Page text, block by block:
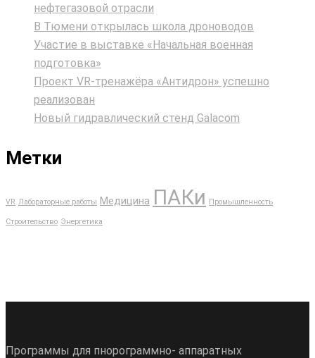
нефтегазовой отрасли
В Тюмени открылась школа дроноводов
Участие в выставке «Начальная военная
подготовка»
Проект VR‑тренажёра «Антидрон» успешно
реализован
Новый гидравлический стенд Galacom
Метки
VR Лабораторные работы Медицина ПАКи Промышленность
Строительство Энергетика
Программы для пнорограммно- аппаратных